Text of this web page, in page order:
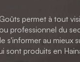
permet à tout
professionnel du
s'informer au mieux
sont produits en